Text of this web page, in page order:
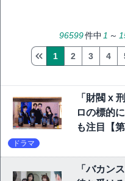
96599件中 1 ～
1 2 3 4
「財閥 x
ロの標的
も注目【
ドラマ
「バカン